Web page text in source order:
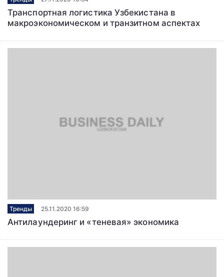
Транспортная логистика Узбекистана в
макроэкономическом и транзитном аспектах
Тренды 25.11.2020 16:59
Антилаундеринг и «теневая» экономика